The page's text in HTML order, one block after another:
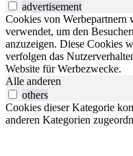
advertisement
Cookies von Werbepartnern
verwendet, um den
anzuzeigen. Diese Cookies
verfolgen das
Website für Werbezwecke.
Alle anderen
others
Cookies dieser Kategorie
anderen Kategorien